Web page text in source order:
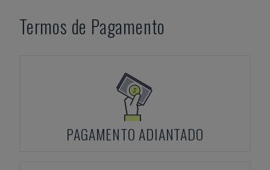
Termos de Pagamento
PAGAMENTO ADIANTADO